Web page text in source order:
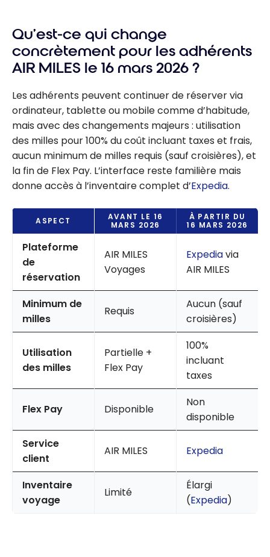
Qu’est-ce qui change
concrètement pour les adhérents
AIR MILES le 16 mars 2026 ?
Les adhérents peuvent continuer de réserver via
ordinateur, tablette ou mobile comme d’habitude,
mais avec des changements majeurs : utilisation
des milles pour 100% du coût incluant taxes et frais,
aucun minimum de milles requis (sauf croisières), et
la fin de Flex Pay. L’interface reste familière mais
donne accès à l’inventaire complet d’Expedia.
ASPECT
AVANT LE 16
MARS 2026
À PARTIR DU
16 MARS 2026
Plateforme
de
réservation
AIR MILES
Voyages
Expediavia
AIR MILES
Minimum de
milles
Requis
Aucun (sauf
croisières)
Utilisation
des milles
Partielle +
Flex Pay
100%
incluant
taxes
Flex Pay Disponible
Non
disponible
Service
client
AIR MILES Expedia
Inventaire
voyage
Limité
Élargi
(Expedia)